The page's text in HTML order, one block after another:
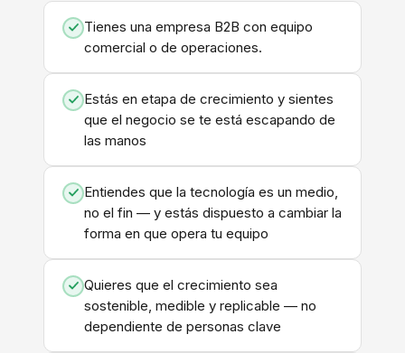
Tienes una empresa B2B con equipo
comercial o de operaciones.
Estás en etapa de crecimiento y sientes
que el negocio se te está escapando de
las manos
Entiendes que la tecnología es un medio,
no el fin — y estás dispuesto a cambiar la
forma en que opera tu equipo
Quieres que el crecimiento sea
sostenible, medible y replicable — no
dependiente de personas clave